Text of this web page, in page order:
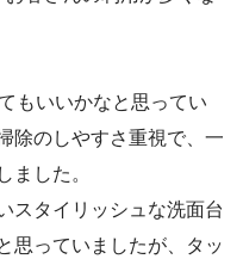
もいいかなと思ってい
除のしやすさ重視で、一
ました。
スタイリッシュな洗面台
思っていましたが、タッ